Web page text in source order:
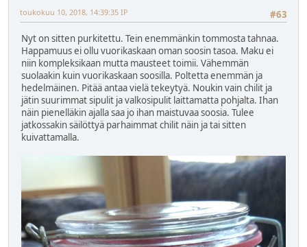
#63
toukokuu 10, 2018, 14:39:35 IP
Nyt on sitten purkitettu. Tein enemmänkin tommosta tahnaa.
Happamuus ei ollu vuorikaskaan oman soosin tasoa. Maku ei
niin kompleksikaan mutta mausteet toimii. Vähemmän
suolaakin kuin vuorikaskaan soosilla. Poltetta enemmän ja
hedelmäinen. Pitää antaa vielä tekeytyä. Noukin vain chilit ja
jätin suurimmat sipulit ja valkosipulit laittamatta pohjalta. Ihan
näin pienelläkin ajalla saa jo ihan maistuvaa soosia. Tulee
jatkossakin säilöttyä parhaimmat chilit näin ja tai sitten
kuivattamalla.